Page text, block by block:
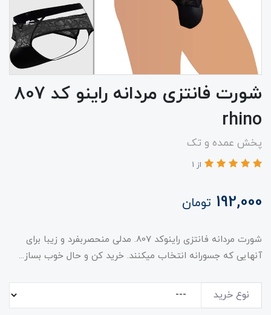
شورت فانتزی مردانه راینو کد 807
rhino
پخش عمده و تک
از 1
192,000 تومان
شورت مردانه فانتزی راینوکد 807. مدلی منحصربفرد و زیبا برای
آنهایی که جسورانه انتخاب میکنند. خرید کن و حال خوب بساز...
نوع خرید